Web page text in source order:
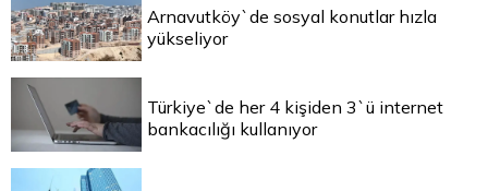
Arnavutköy`de sosyal konutlar hızla
yükseliyor
Türkiye`de her 4 kişiden 3`ü internet
bankacılığı kullanıyor